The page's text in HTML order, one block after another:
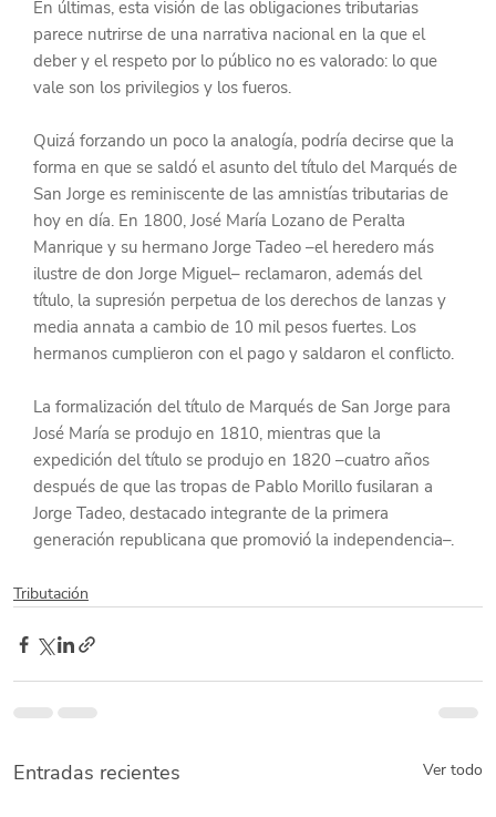
En últimas, esta visión de las obligaciones tributarias
parece nutrirse de una narrativa nacional en la que el
deber y el respeto por lo público no es valorado: lo que
vale son los privilegios y los fueros.
Quizá forzando un poco la analogía, podría decirse que la
forma en que se saldó el asunto del título del Marqués de
San Jorge es reminiscente de las amnistías tributarias de
hoy en día. En 1800, José María Lozano de Peralta
Manrique y su hermano Jorge Tadeo –el heredero más
ilustre de don Jorge Miguel– reclamaron, además del
título, la supresión perpetua de los derechos de lanzas y
media annata a cambio de 10 mil pesos fuertes. Los
hermanos cumplieron con el pago y saldaron el conflicto.
La formalización del título de Marqués de San Jorge para
José María se produjo en 1810, mientras que la
expedición del título se produjo en 1820 –cuatro años
después de que las tropas de Pablo Morillo fusilaran a
Jorge Tadeo, destacado integrante de la primera
generación republicana que promovió la independencia–.
Tributación
Entradas recientes Ver todo